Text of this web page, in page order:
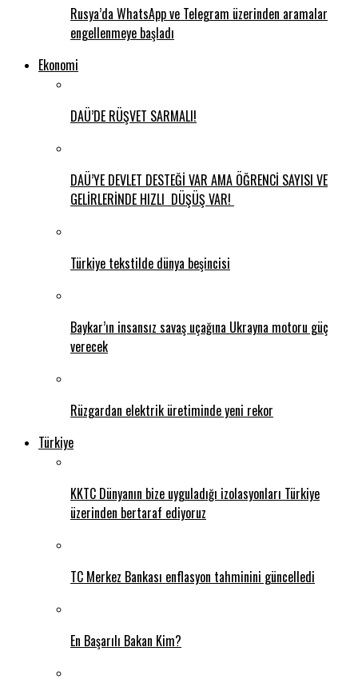
Rusya’da WhatsApp ve Telegram üzerinden aramalar
engellenmeye başladı
Ekonomi
DAÜ’DE RÜŞVET SARMALI!
DAÜ’YE DEVLET DESTEĞİ VAR AMA ÖĞRENCİ SAYISI VE
GELİRLERİNDE HIZLI DÜŞÜŞ VAR!
Türkiye tekstilde dünya beşincisi
Baykar’ın insansız savaş uçağına Ukrayna motoru güç
verecek
Rüzgardan elektrik üretiminde yeni rekor
Türkiye
KKTC Dünyanın bize uyguladığı izolasyonları Türkiye
üzerinden bertaraf ediyoruz
TC Merkez Bankası enflasyon tahminini güncelledi
En Başarılı Bakan Kim?